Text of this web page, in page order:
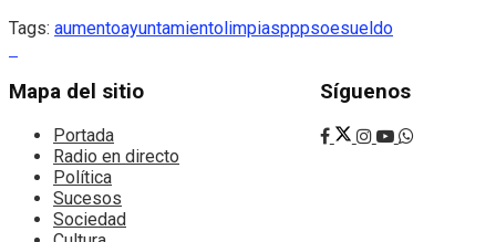
Tags: aumentoayuntamientolimpiaspppsoesueldo
Mapa del sitio
Portada
Radio en directo
Política
Sucesos
Sociedad
Síguenos